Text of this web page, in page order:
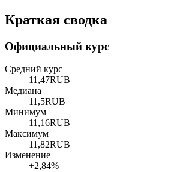
Краткая сводка
Официальный курс
Средний курс
11,47RUB
Медиана
11,5RUB
Минимум
11,16RUB
Максимум
11,82RUB
Изменение
+2,84%